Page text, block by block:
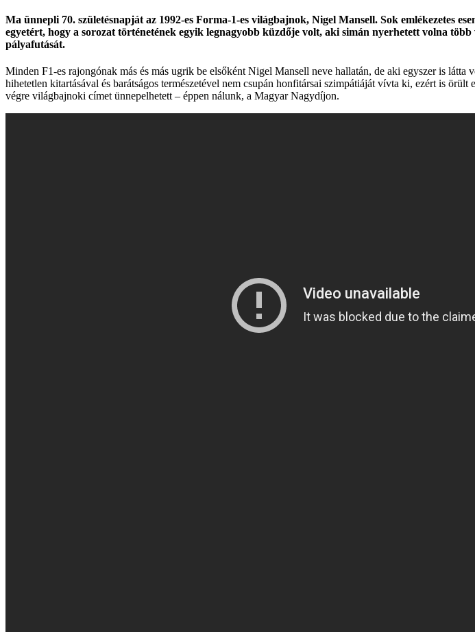
Ma ünnepli 70. születésnapját az 1992-es Forma-1-es világbajnok, Nigel Mansell. Sok emlékezetes
egyetért, hogy a sorozat történetének egyik legnagyobb küzdője volt, aki simán nyerhetett volna
pályafutását.
Minden F1-es rajongónak más és más ugrik be elsőként Nigel Mansell neve hallatán, de aki egyszer is
hihetetlen kitartásával és barátságos természetével nem csupán honfitársai szimpátiáját vívta ki, ezért is
végre világbajnoki címet ünnepelhetett – éppen nálunk, a Magyar Nagydíjon.